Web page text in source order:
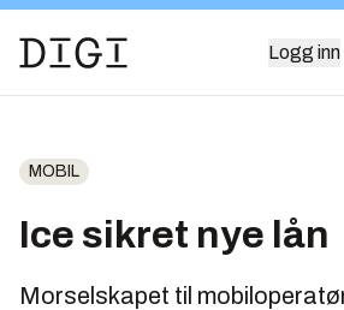
Logg inn
MOBIL
Ice sikret nye lån
Morselskapet til